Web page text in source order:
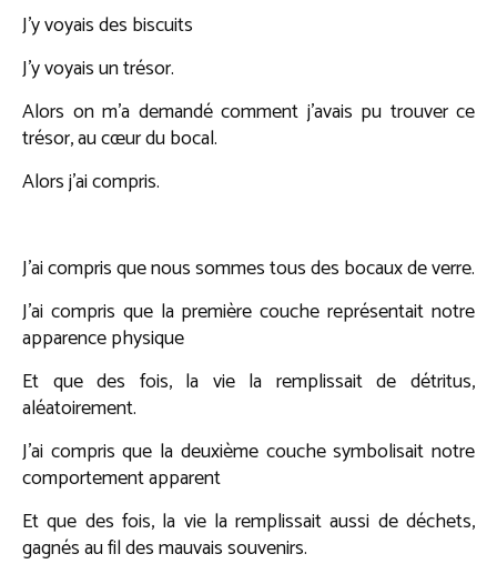
J’y voyais des biscuits
J’y voyais un trésor.
Alors on m’a demandé comment j’avais pu trouver ce
trésor, au cœur du bocal.
Alors j’ai compris.
J’ai compris que nous sommes tous des bocaux de verre.
J’ai compris que la première couche représentait notre
apparence physique
Et que des fois, la vie la remplissait de détritus,
aléatoirement.
J’ai compris que la deuxième couche symbolisait notre
comportement apparent
Et que des fois, la vie la remplissait aussi de déchets,
gagnés au fil des mauvais souvenirs.